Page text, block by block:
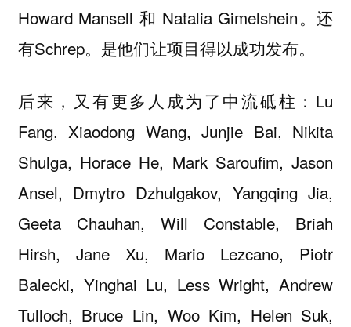
Howard Mansell 和 Natalia Gimelshein。还
有Schrep。是他们让项目得以成功发布。
后来，又有更多人成为了中流砥柱：Lu
Fang, Xiaodong Wang, Junjie Bai, Nikita
Shulga, Horace He, Mark Saroufim, Jason
Ansel, Dmytro Dzhulgakov, Yangqing Jia,
Geeta Chauhan, Will Constable, Briah
Hirsh, Jane Xu, Mario Lezcano, Piotr
Balecki, Yinghai Lu, Less Wright, Andrew
Tulloch, Bruce Lin, Woo Kim, Helen Suk,